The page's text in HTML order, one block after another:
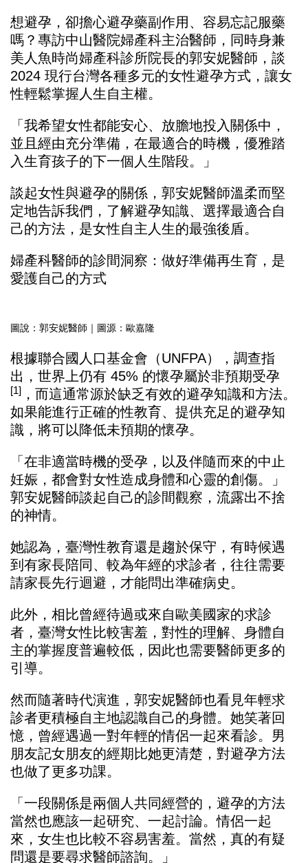
想避孕，卻擔心避孕藥副作用、容易忘記服藥
嗎？專訪中山醫院婦產科主治醫師，同時身兼
美人魚時尚婦產科診所院長的郭安妮醫師，談
2024 現行台灣各種多元的女性避孕方式，讓女
性輕鬆掌握人生自主權。
「我希望女性都能安心、放膽地投入關係中，
並且經由充分準備，在最適合的時機，優雅踏
入生育孩子的下一個人生階段。」
談起女性與避孕的關係，郭安妮醫師溫柔而堅
定地告訴我們，了解避孕知識、選擇最適合自
己的方法，是女性自主人生的最強後盾。
婦產科醫師的診間洞察：做好準備再生育，是
愛護自己的方式
圖說：郭安妮醫師｜圖源：歐嘉隆
根據聯合國人口基金會（UNFPA），調查指
出，世界上仍有 45% 的懷孕屬於非預期受孕
[1] ，而這通常源於缺乏有效的避孕知識和方法。
如果能進行正確的性教育、提供充足的避孕知
識，將可以降低未預期的懷孕。
「在非適當時機的受孕，以及伴隨而來的中止
妊娠，都會對女性造成身體和心靈的創傷。」
郭安妮醫師談起自己的診間觀察，流露出不捨
的神情。
她認為，臺灣性教育還是趨於保守，有時候遇
到有家長陪同、較為年經的求診者，往往需要
請家長先行迴避，才能問出準確病史。
此外，相比曾經待過或來自歐美國家的求診
者，臺灣女性比較害羞，對性的理解、身體自
主的掌握度普遍較低，因此也需要醫師更多的
引導。
然而隨著時代演進，郭安妮醫師也看見年輕求
診者更積極自主地認識自己的身體。她笑著回
憶，曾經遇過一對年輕的情侶一起來看診。男
朋友記女朋友的經期比她更清楚，對避孕方法
也做了更多功課。
「一段關係是兩個人共同經營的，避孕的方法
當然也應該一起研究、一起討論。情侶一起
來，女生也比較不容易害羞。當然，真的有疑
問還是要尋求醫師諮詢。」